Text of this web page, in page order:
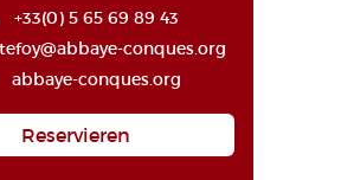
+33(0) 5 65 69 89 43
conques.org
abbaye-conques.org
Reservieren